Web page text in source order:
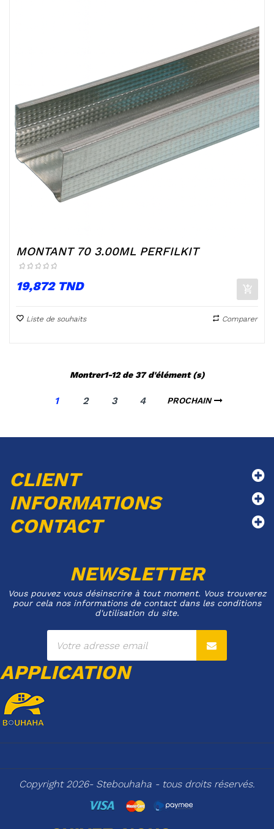
MONTANT 70 3.00ML PERFILKIT
Prix
19,872 TND
Liste de souhaits Comparer
Montrer1-12 de 37 d'élément (s)
1 2 3 4 PROCHAIN
CLIENT
INFORMATIONS
CONTACT
NEWSLETTER
Vous pouvez vous désinscrire à tout moment. Vous trouverez
pour cela nos informations de contact dans les conditions
d'utilisation du site.
APPLICATION
Copyright 2026- Stebouhaha - tous droits réservés.